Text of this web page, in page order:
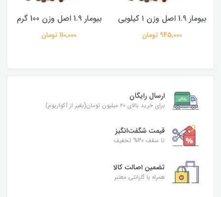
بیومار 1.9 اصل وزن ۱ کیلویی
945,000 تومان
بیومار 1.9 اصل وزن 100 گرم
110,000 تومان
ارسال رایگان
برای خرید بالای ۲۰ میلیون تومان(بغیر از آکواریوم)
قیمت شگفت‌انگیز
تا سقف 30% تخفیف
تضمین اصالت کالا
همراه با گارانتی معتبر